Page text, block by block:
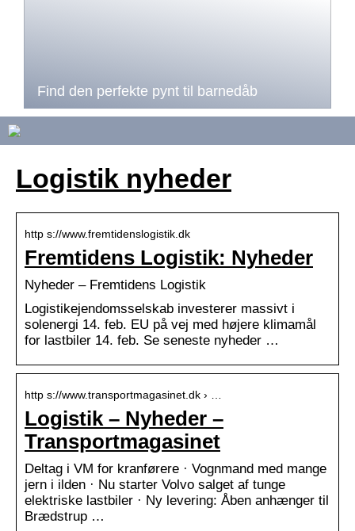
Find den perfekte pynt til barnedåb
Logistik nyheder
http s://www.fremtidenslogistik.dk
Fremtidens Logistik: Nyheder
Nyheder – Fremtidens Logistik
Logistikejendomsselskab investerer massivt i
solenergi 14. feb. EU på vej med højere klimamål
for lastbiler 14. feb. Se seneste nyheder …
http s://www.transportmagasinet.dk › …
Logistik – Nyheder –
Transportmagasinet
Deltag i VM for kranførere · Vognmand med mange
jern i ilden · Nu starter Volvo salget af tunge
elektriske lastbiler · Ny levering: Åben anhænger til
Brædstrup …